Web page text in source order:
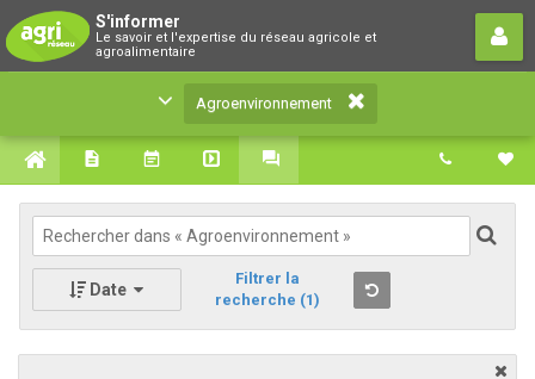
S'informer
Le savoir et l'expertise du réseau agricole et
agroalimentaire
Agroenvironnement
Le savoir et l'expertise du réseau agricole et
agroalimentaire
Agroenvironnement
Date
Filtrer la
recherche (1)